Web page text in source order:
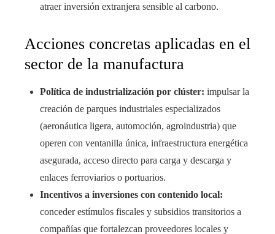
atraer inversión extranjera sensible al carbono.
Acciones concretas aplicadas en el
sector de la manufactura
Política de industrialización por clúster: impulsar la
creación de parques industriales especializados
(aeronáutica ligera, automoción, agroindustria) que
operen con ventanilla única, infraestructura energética
asegurada, acceso directo para carga y descarga y
enlaces ferroviarios o portuarios.
Incentivos a inversiones con contenido local:
conceder estímulos fiscales y subsidios transitorios a
compañías que fortalezcan proveedores locales y